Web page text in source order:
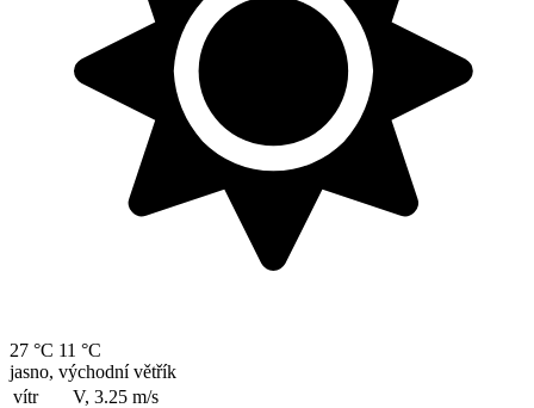
27 °C 11 °C
jasno, východní větřík
vítr
V, 3.25 m/s